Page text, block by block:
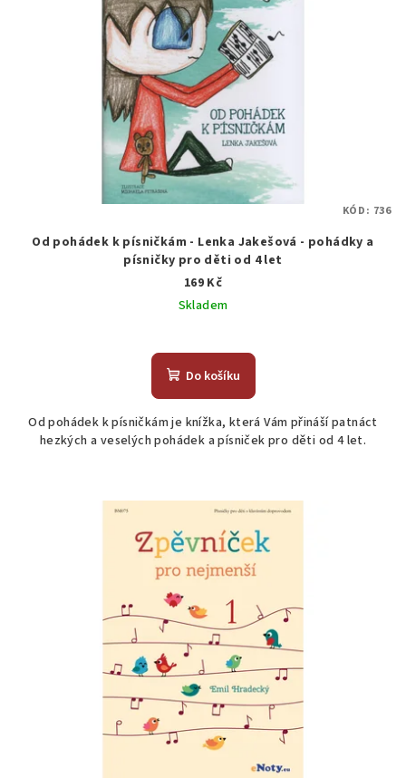
Od pohádek k písničkám - Lenka Jakešová - pohádky a
písničky pro děti od 4 let
169 Kč
Skladem
Do košíku
Od pohádek k písničkám je knížka, která Vám přináší patnáct
hezkých a veselých pohádek a písniček pro děti od 4 let.
KÓD: 736